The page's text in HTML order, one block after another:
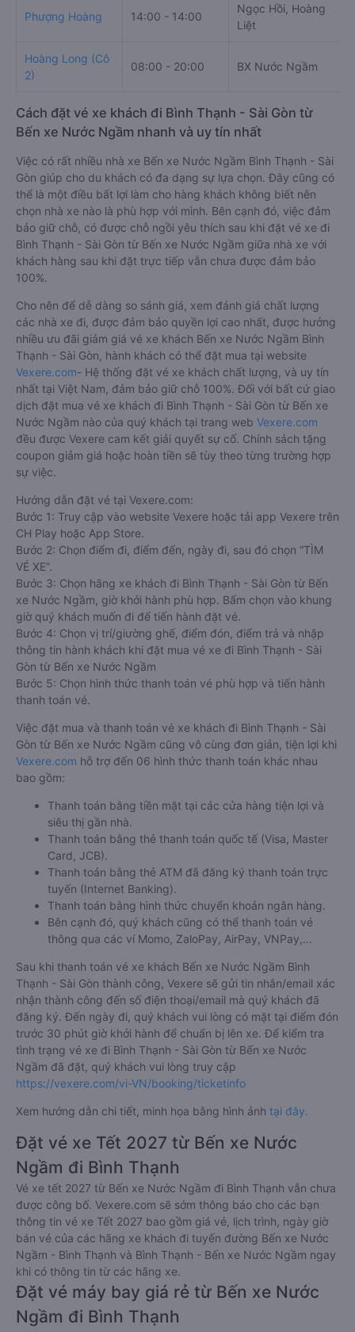
Phượng Hoàng 14:00 - 14:00
Ngọc Hồi, Hoàng
Liệt
Hoàng Long (Cô
2)
08:00 - 20:00 BX Nước Ngầm
Cách đặt vé xe khách đi Bình Thạnh - Sài Gòn từ
Bến xe Nước Ngầm nhanh và uy tín nhất
Việc có rất nhiều nhà xe Bến xe Nước Ngầm Bình Thạnh - Sài
Gòn giúp cho du khách có đa dạng sự lựa chọn. Đây cũng có
thể là một điều bất lợi làm cho hàng khách không biết nên
chọn nhà xe nào là phù hợp với mình. Bên cạnh đó, việc đảm
bảo giữ chỗ, có được chỗ ngồi yêu thích sau khi đặt vé xe đi
Bình Thạnh - Sài Gòn từ Bến xe Nước Ngầm giữa nhà xe với
khách hàng sau khi đặt trực tiếp vẫn chưa được đảm bảo
100%.
Cho nên để dễ dàng so sánh giá, xem đánh giá chất lượng
các nhà xe đi, được đảm bảo quyền lợi cao nhất, được hưởng
nhiều ưu đãi giảm giá vé xe khách Bến xe Nước Ngầm Bình
Thạnh - Sài Gòn, hành khách có thể đặt mua tại website
Vexere.com- Hệ thống đặt vé xe khách chất lượng, và uy tín
nhất tại Việt Nam, đảm bảo giữ chỗ 100%. Đối với bất cứ giao
dịch đặt mua vé xe khách đi Bình Thạnh - Sài Gòn từ Bến xe
Nước Ngầm nào của quý khách tại trang web Vexere.com
đều được Vexere cam kết giải quyết sự cố. Chính sách tặng
coupon giảm giá hoặc hoàn tiền sẽ tùy theo từng trường hợp
sự việc.
Hướng dẫn đặt vé tại Vexere.com:
Bước 1: Truy cập vào website Vexere hoặc tải app Vexere trên
CH Play hoặc App Store.
Bước 2: Chọn điểm đi, điểm đến, ngày đi, sau đó chọn “TÌM
VÉ XE”.
Bước 3: Chọn hãng xe khách đi Bình Thạnh - Sài Gòn từ Bến
xe Nước Ngầm, giờ khởi hành phù hợp. Bấm chọn vào khung
giờ quý khách muốn đi để tiến hành đặt vé.
Bước 4: Chọn vị trí/giường ghế, điểm đón, điểm trả và nhập
thông tin hành khách khi đặt mua vé xe đi Bình Thạnh - Sài
Gòn từ Bến xe Nước Ngầm
Bước 5: Chọn hình thức thanh toán vé phù hợp và tiến hành
thanh toán vé.
Việc đặt mua và thanh toán vé xe khách đi Bình Thạnh - Sài
Gòn từ Bến xe Nước Ngầm cũng vô cùng đơn giản, tiện lợi khi
Vexere.com hỗ trợ đến 06 hình thức thanh toán khác nhau
bao gồm:
Thanh toán bằng tiền mặt tại các cửa hàng tiện lợi và
siêu thị gần nhà.
Thanh toán bằng thẻ thanh toán quốc tế (Visa, Master
Card, JCB).
Thanh toán bằng thẻ ATM đã đăng ký thanh toán trực
tuyến (Internet Banking).
Thanh toán bằng hình thức chuyển khoản ngân hàng.
Bên cạnh đó, quý khách cũng có thể thanh toán vé
thông qua các ví Momo, ZaloPay, AirPay, VNPay,…
Sau khi thanh toán vé xe khách Bến xe Nước Ngầm Bình
Thạnh - Sài Gòn thành công, Vexere sẽ gửi tin nhắn/email xác
nhận thành công đến số điện thoại/email mà quý khách đã
đăng ký. Đến ngày đi, quý khách vui lòng có mặt tại điểm đón
trước 30 phút giờ khởi hành để chuẩn bị lên xe. Để kiểm tra
tình trạng vé xe đi Bình Thạnh - Sài Gòn từ Bến xe Nước
Ngầm đã đặt, quý khách vui lòng truy cập
https://vexere.com/vi-VN/booking/ticketinfo
Xem hướng dẫn chi tiết, minh họa bằng hình ảnh tại đây.
Đặt vé xe Tết 2027 từ Bến xe Nước
Ngầm đi Bình Thạnh
Vé xe tết 2027 từ Bến xe Nước Ngầm đi Bình Thạnh vẫn chưa
được công bố. Vexere.com sẽ sớm thông báo cho các bạn
thông tin vé xe Tết 2027 bao gồm giá vé, lịch trình, ngày giờ
bán vé của các hãng xe khách đi tuyến đường Bến xe Nước
Ngầm - Bình Thạnh và Bình Thạnh - Bến xe Nước Ngầm ngay
khi có thông tin từ các hãng xe.
Đặt vé máy bay giá rẻ từ Bến xe Nước
Ngầm đi Bình Thạnh